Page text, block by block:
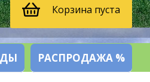
Корзина пуста
РАСПРОДАЖА %